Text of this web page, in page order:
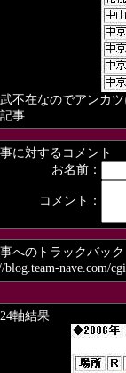
不在なのでアンカツ
事
に対するコメント
お名前：
コメント：
へのトラックバック
blog.team-nave.com/
軸結果